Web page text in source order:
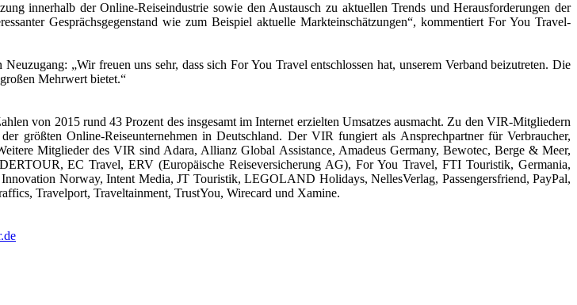
innerhalb der Online-Reiseindustrie sowie den Austausch zu aktuellen Trends und Herausforderungen der
Gesprächsgegenstand wie zum Beispiel aktuelle Markteinschätzungen“, kommentiert For You Travel-
„Wir freuen uns sehr, dass sich For You Travel entschlossen hat, unserem Verband beizutreten. Die
Mehrwert bietet.“
von 2015 rund 43 Prozent des insgesamt im Internet erzielten Umsatzes ausmacht. Zu den VIR-Mitgliedern
größten Online-Reiseunternehmen in Deutschland. Der VIR fungiert als Ansprechpartner für Verbraucher,
Mitglieder des VIR sind Adara, Allianz Global Assistance, Amadeus Germany, Bewotec, Berge & Meer,
EC Travel, ERV (Europäische Reiseversicherung AG), For You Travel, FTI Touristik, Germania,
Norway, Intent Media, JT Touristik, LEGOLAND Holidays, NellesVerlag, Passengersfriend, PayPal,
Travelport, Traveltainment, TrustYou, Wirecard und Xamine.